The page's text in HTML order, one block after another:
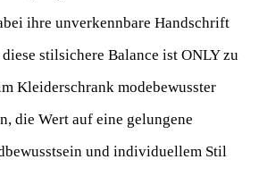
ihre unverkennbare Handschrift
stilsichere Balance ist ONLY zu
Kleiderschrank modebewusster
die Wert auf eine gelungene
und individuellem Stil